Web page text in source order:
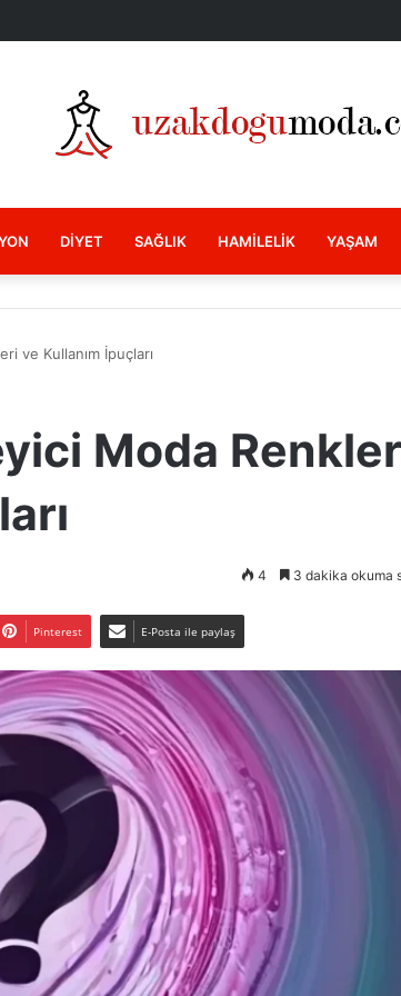
DIYET SAĞLIK HAMILELIK YAŞAM
ve Kullanım İpuçları
Moda
4 3 dakika okuma
Pinterest E-Posta ile paylaş